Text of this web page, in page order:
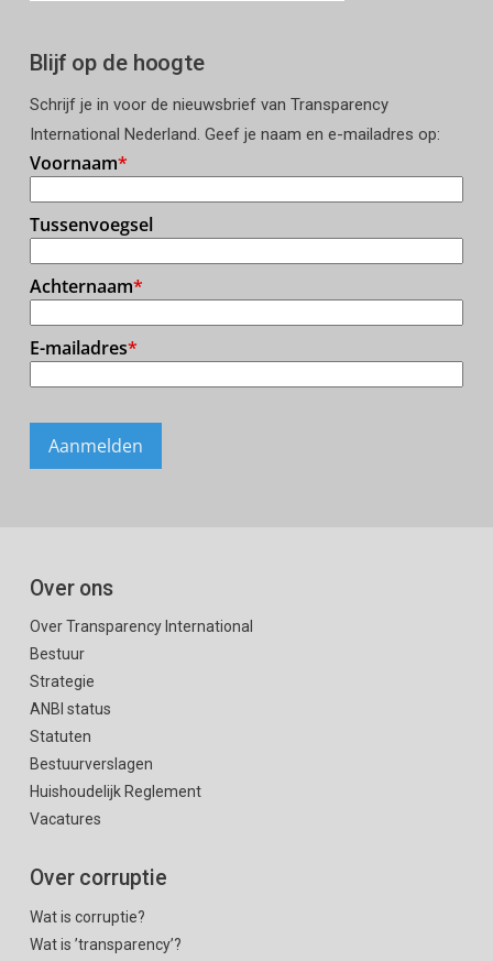
Blijf op de hoogte
Schrijf je in voor de nieuwsbrief van Transparency
International Nederland. Geef je naam en e-mailadres op:
Over ons
Over Transparency International
Bestuur
Strategie
ANBI status
Statuten
Bestuurverslagen
Huishoudelijk Reglement
Vacatures
Over corruptie
Wat is corruptie?
Wat is ’transparency’?